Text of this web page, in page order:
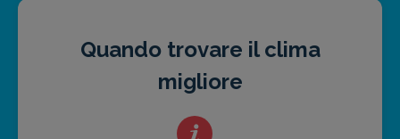
Quando trovare il clima
migliore